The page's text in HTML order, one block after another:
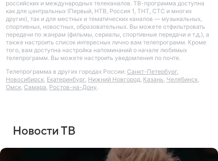
российских и международных телеканалов. ТВ-программа доступна
как для центральных (Первый, НТВ, Россия 1, ТНТ, СТС и многих
других), так и для местных и тематических каналов — музыкальных,
спортивных, новостных, образовательных. Вы можете отфильтровать
передачи по жанрам (фильмы, сериалы, спортивные передачи и т.д.), а
также настроить список интересных лично вам телепрограмм. Кроме
того, вам доступна настройка напоминаний о начале любимых
телепрограмм. Вы можете настроить уведомления по почте.
Телепрограмма в других городах России: Санкт-Петербург,
Новосибирск, Екатеринбург, Нижний Новгород, Казань, Челябинск,
Омск, Самара, Ростов-на-Дону.
Новости ТВ